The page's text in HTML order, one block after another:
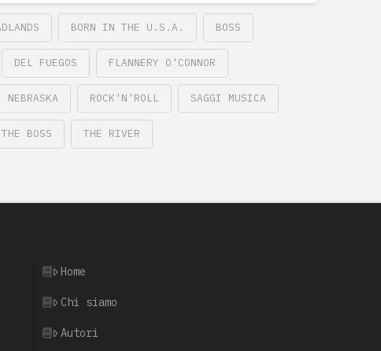
BORN IN THE U.S.A. BOSS
DEL FUEGOS FLANNERY O'CONNOR
NEBRASKA ROCK'N'ROLL SAGGI MUSICA
THE BOSS THE RIVER
Home
Chi siamo
Autori